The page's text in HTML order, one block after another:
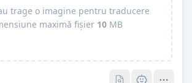
trage o imagine pentru traducere
maximă fișier 10MB